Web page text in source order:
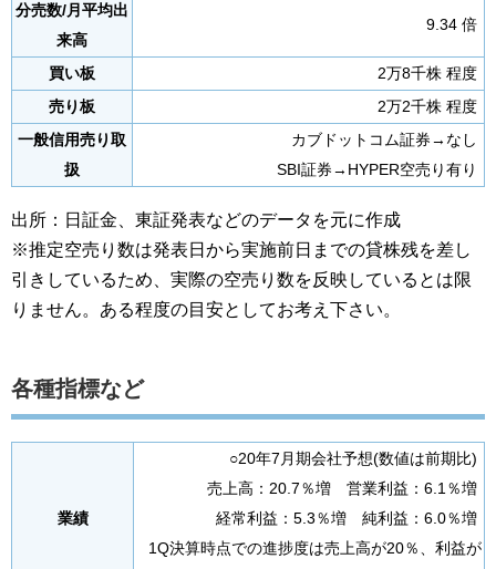
分売数/月平均出
来高
9.34 倍
買い板
2万8千株 程度
売り板
2万2千株 程度
一般信用売り取
扱
カブドットコム証券→なし
SBI証券→HYPER空売り有り
出所：日証金、東証発表などのデータを元に作成
※推定空売り数は発表日から実施前日までの貸株残を差し
引きしているため、実際の空売り数を反映しているとは限
りません。ある程度の目安としてお考え下さい。
各種指標など
業績
○20年7月期会社予想(数値は前期比)
売上高：20.7％増 営業利益：6.1％増
経常利益：5.3％増 純利益：6.0％増
1Q決算時点での進捗度は売上高が20％、利益が